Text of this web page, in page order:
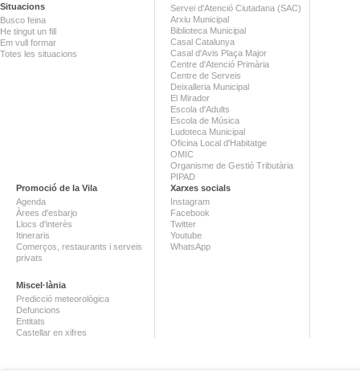
Situacions
Busco feina
He tingut un fill
Em vull formar
Totes les situacions
Servei d'Atenció Ciutadana (SAC)
Arxiu Municipal
Biblioteca Municipal
Casal Catalunya
Casal d'Avis Plaça Major
Centre d'Atenció Primària
Centre de Serveis
Deixalleria Municipal
El Mirador
Escola d'Adults
Escola de Música
Ludoteca Municipal
Oficina Local d'Habitatge
OMIC
Organisme de Gestió Tributària
PIPAD
Promoció de la Vila
Agenda
Àrees d'esbarjo
Llocs d'interès
Itineraris
Comerços, restaurants i serveis
privats
Miscel·lània
Predicció meteorològica
Defuncions
Entitats
Castellar en xifres
Xarxes socials
Instagram
Facebook
Twitter
Youtube
WhatsApp